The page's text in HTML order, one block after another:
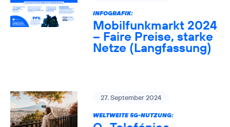
INFOGRAFIK:
Mobilfunkmarkt 2024
– Faire Preise, starke
Netze (Langfassung)
27. September 2024
WELTWEITE 5G-NUTZUNG: